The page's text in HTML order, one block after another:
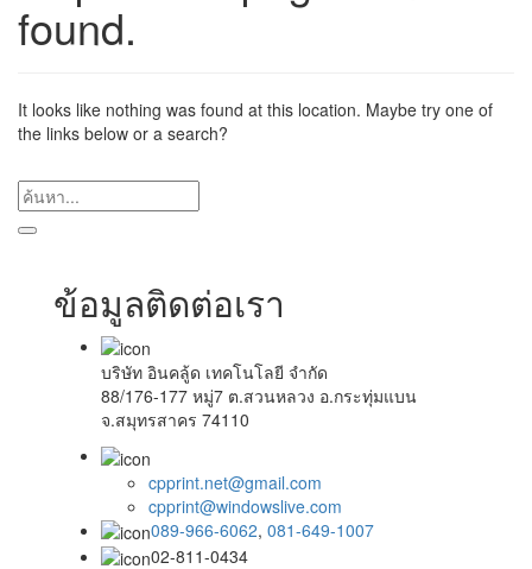
found.
It looks like nothing was found at this location. Maybe try one of
the links below or a search?
ข้อมูลติดต่อเรา
บริษัท อินคลู้ด เทคโนโลยี จำกัด
88/176-177 หมู่7 ต.สวนหลวง อ.กระทุ่มแบน
จ.สมุทรสาคร 74110
cpprint.net@gmail.com
cpprint@windowslive.com
089-966-6062, 081-649-1007
02-811-0434